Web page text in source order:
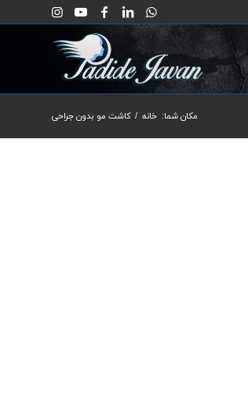
مکان شما: خانه / کاشت مو بدون جراحی